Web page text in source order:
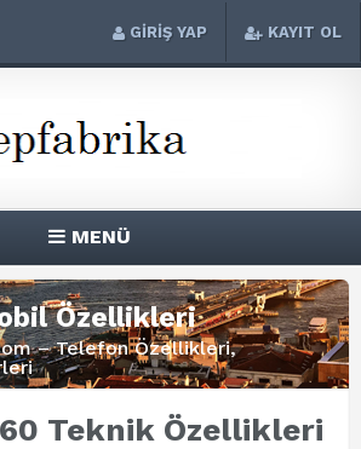
GİRİŞ YAP KAYIT OL
MENÜ
Özellikleri
– Telefon Özellikleri,
Teknik Özellikleri